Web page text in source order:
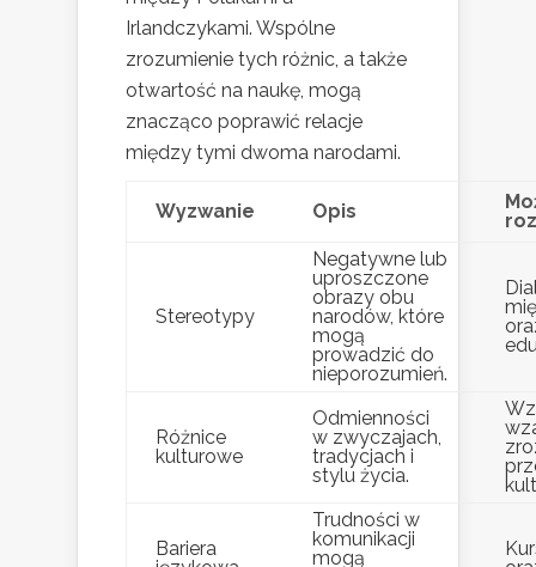
Irlandczykami. Wspólne
zrozumienie tych różnic, a także
otwartość na naukę, mogą
znacząco poprawić relacje
między tymi dwoma narodami.
Wyzwanie Opis
Stereotypy
Negatywne lub
uproszczone
obrazy obu
narodów, które
mogą
prowadzić do
nieporozumień.
Różnice
kulturowe
Odmienności
w zwyczajach,
tradycjach i
stylu życia.
Bariera
Trudności w
komunikacji
mogą